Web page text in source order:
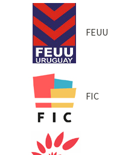
FEUU
FIC